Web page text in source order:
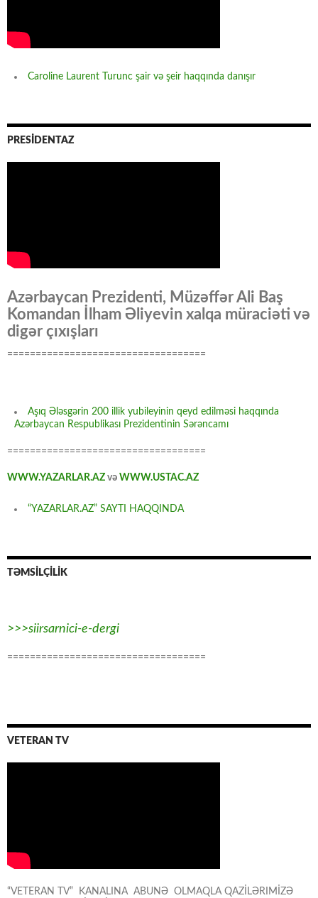
Caroline Laurent Turunc şair və şeir haqqında danışır
PRESİDENTAZ
Azərbaycan Prezidenti, Müzəffər Ali Baş
Komandan İlham Əliyevin xalqa müraciəti və
digər çıxışları
===================================
Aşıq Ələsgərin 200 illik yubileyinin qeyd edilməsi haqqında
Azərbaycan Respublikası Prezidentinin Sərəncamı
===================================
WWW.YAZARLAR.AZ və WWW.USTAC.AZ
“YAZARLAR.AZ” SAYTI HAQQINDA
TƏMSİLÇİLİK
>>>siirsarnici-e-dergi
===================================
VETERAN TV
“VETERAN TV” KANALINA ABUNƏ OLMAQLA QAZİLƏRIMİZƏ